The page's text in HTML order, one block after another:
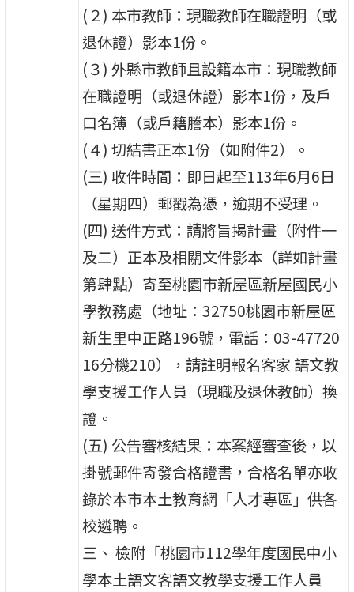
(２) 本市教師：現職教師在職證明（或
退休證）影本1份。
(３) 外縣市教師且設籍本市：現職教師
在職證明（或退休證）影本1份，及戶
口名簿（或戶籍謄本）影本1份。
(４) 切結書正本1份（如附件2）。
(三) 收件時間：即日起至113年6月6日
（星期四）郵戳為憑，逾期不受理。
(四) 送件方式：請將旨揭計畫（附件一
及二）正本及相關文件影本（詳如計畫
第肆點）寄至桃園市新屋區新屋國民小
學教務處（地址：32750桃園市新屋區
新生里中正路196號，電話：03-47720
16分機210），請註明報名客家 語文教
學支援工作人員（現職及退休教師）換
證。
(五) 公告審核結果：本案經審查後，以
掛號郵件寄發合格證書，合格名單亦收
錄於本市本土教育網「人才專區」供各
校遴聘。
三、 檢附「桃園市112學年度國民中小
學本土語文客語文教學支援工作人員